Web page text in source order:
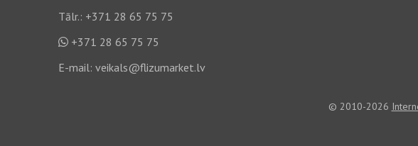
Tālr.: +371 28 65 75 75
+371 28 65 75 75
E-mail: veikals@flizumarket.lv
© 2010-2026